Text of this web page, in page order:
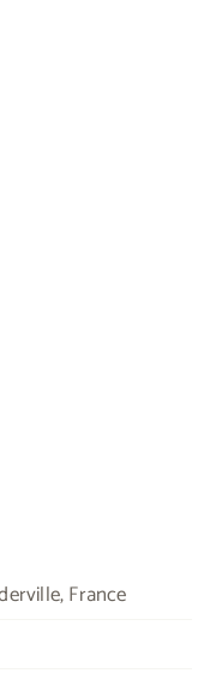
France